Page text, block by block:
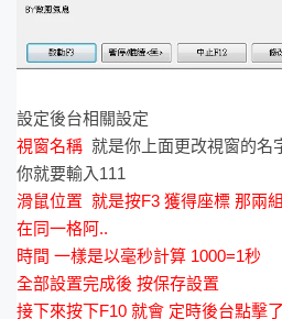
設定後台相關設定
視窗名稱 就是你上面更改視窗的
你就要輸入111
滑鼠位置 就是按F3 獲得座標 那兩
在同一格阿..
時間 一樣是以毫秒計算 1000=1秒
全部設置完成後 按保存設置
接下來按下F10 就會 定時後台點擊